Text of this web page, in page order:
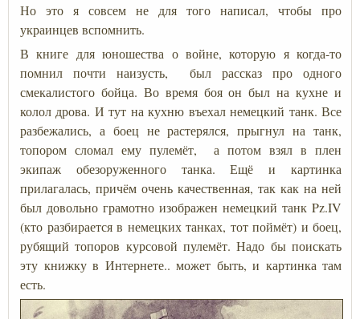
Но это я совсем не для того написал, чтобы про
украинцев вспомнить.
В книге для юношества о войне, которую я когда-то
помнил почти наизусть, был рассказ про одного
смекалистого бойца. Во время боя он был на кухне и
колол дрова. И тут на кухню въехал немецкий танк. Все
разбежались, а боец не растерялся, прыгнул на танк,
топором сломал ему пулемёт, а потом взял в плен
экипаж обезоруженного танка. Ещё и картинка
прилагалась, причём очень качественная, так как на ней
был довольно грамотно изображен немецкий танк Pz.IV
(кто разбирается в немецких танках, тот поймёт) и боец,
рубящий топоров курсовой пулемёт. Надо бы поискать
эту книжку в Интернете.. может быть, и картинка там
есть.